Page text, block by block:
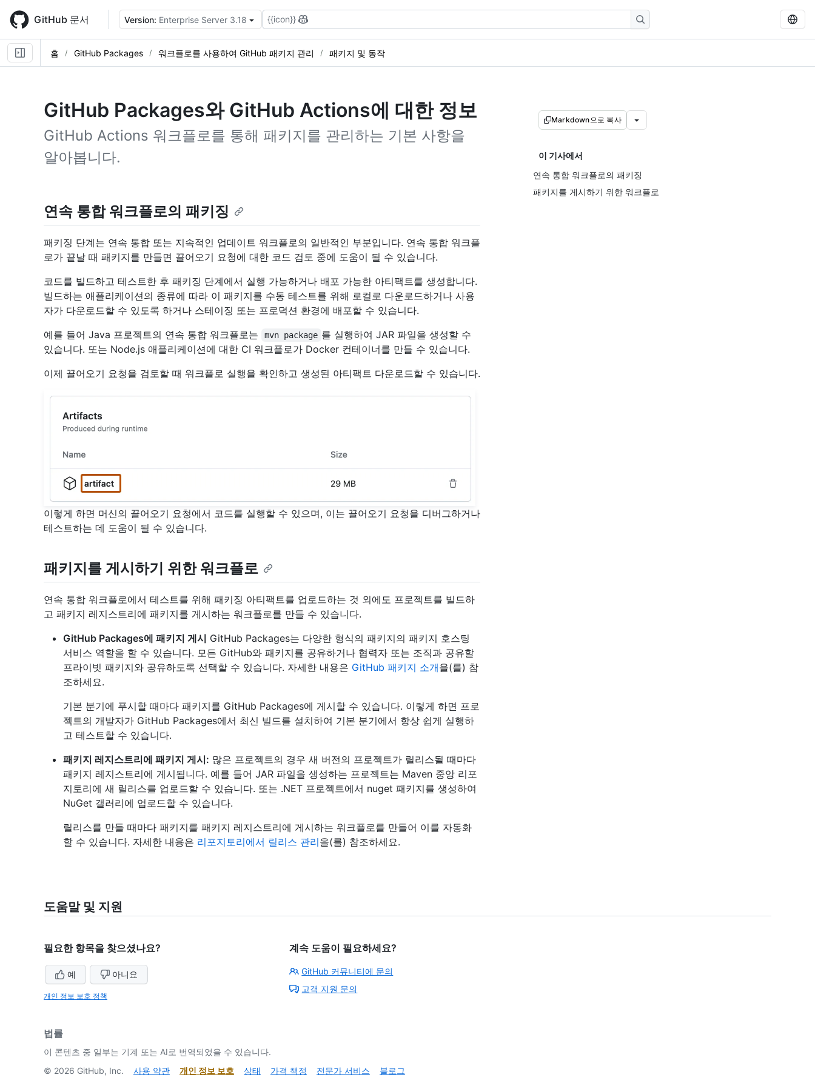
main
content
GitHub 문서 Version: Enterprise Server 3.18 {{icon}}
홈 GitHub Packages 워크플로를 사용하여 GitHub 패키지 관리 패키지 및 동작
GitHub Packages와 GitHub Actions에 대한 정보
GitHub Actions 워크플로를 통해 패키지를 관리하는 기본 사항을
알아봅니다.
Markdown으로 복사
이 기사에서
연속 통합 워크플로의 패키징
패키지를 게시하기 위한 워크플로
연속 통합 워크플로의 패키징
패키징 단계는 연속 통합 또는 지속적인 업데이트 워크플로의 일반적인 부분입니다. 연속 통합 워크플
로가 끝날 때 패키지를 만들면 끌어오기 요청에 대한 코드 검토 중에 도움이 될 수 있습니다.
코드를 빌드하고 테스트한 후 패키징 단계에서 실행 가능하거나 배포 가능한 아티팩트를 생성합니다.
빌드하는 애플리케이션의 종류에 따라 이 패키지를 수동 테스트를 위해 로컬로 다운로드하거나 사용
자가 다운로드할 수 있도록 하거나 스테이징 또는 프로덕션 환경에 배포할 수 있습니다.
예를 들어 Java 프로젝트의 연속 통합 워크플로는
mvn package 를 실행하여 JAR 파일을 생성할 수
있습니다. 또는 Node.js 애플리케이션에 대한 CI 워크플로가 Docker 컨테이너를 만들 수 있습니다.
이제 끌어오기 요청을 검토할 때 워크플로 실행을 확인하고 생성된 아티팩트 다운로드할 수 있습니다.
이렇게 하면 머신의 끌어오기 요청에서 코드를 실행할 수 있으며, 이는 끌어오기 요청을 디버그하거나
테스트하는 데 도움이 될 수 있습니다.
패키지를 게시하기 위한 워크플로
연속 통합 워크플로에서 테스트를 위해 패키징 아티팩트를 업로드하는 것 외에도 프로젝트를 빌드하
고 패키지 레지스트리에 패키지를 게시하는 워크플로를 만들 수 있습니다.
GitHub Packages에 패키지 게시 GitHub Packages는 다양한 형식의 패키지의 패키지 호스팅
서비스 역할을 할 수 있습니다. 모든 GitHub와 패키지를 공유하거나 협력자 또는 조직과 공유할
프라이빗 패키지와 공유하도록 선택할 수 있습니다. 자세한 내용은 GitHub 패키지 소개을(를) 참
조하세요.
기본 분기에 푸시할 때마다 패키지를 GitHub Packages에 게시할 수 있습니다. 이렇게 하면 프로
젝트의 개발자가 GitHub Packages에서 최신 빌드를 설치하여 기본 분기에서 항상 쉽게 실행하
고 테스트할 수 있습니다.
패키지 레지스트리에 패키지 게시: 많은 프로젝트의 경우 새 버전의 프로젝트가 릴리스될 때마다
패키지 레지스트리에 게시됩니다. 예를 들어 JAR 파일을 생성하는 프로젝트는 Maven 중앙 리포
지토리에 새 릴리스를 업로드할 수 있습니다. 또는 .NET 프로젝트에서 nuget 패키지를 생성하여
NuGet 갤러리에 업로드할 수 있습니다.
릴리스를 만들 때마다 패키지를 패키지 레지스트리에 게시하는 워크플로를 만들어 이를 자동화
할 수 있습니다. 자세한 내용은 리포지토리에서 릴리스 관리을(를) 참조하세요.
도움말 및 지원
필요한 항목을 찾으셨나요?
예 아니요
개인 정보 보호 정책
계속 도움이 필요하세요?
GitHub 커뮤니티에 문의
고객 지원 문의
법률
이 콘텐츠 중 일부는 기계 또는 AI로 번역되었을 수 있습니다.
© 2026 GitHub, Inc. 사용 약관 개인 정보 보호 상태 가격 책정 전문가 서비스 블로그